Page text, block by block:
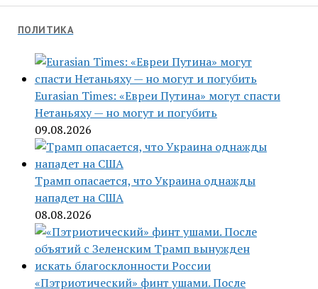
ПОЛИТИКА
Eurasian Times: «Евреи Путина» могут спасти
Нетаньяху — но могут и погубить
09.08.2026
Трамп опасается, что Украина однажды
нападет на США
08.08.2026
«Пэтриотический» финт ушами. После